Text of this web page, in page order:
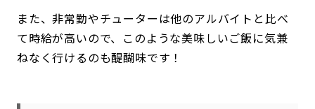
また、非常勤やチューターは他のアルバイトと比べ
て時給が高いので、このような美味しいご飯に気兼
ねなく行けるのも醍醐味です！